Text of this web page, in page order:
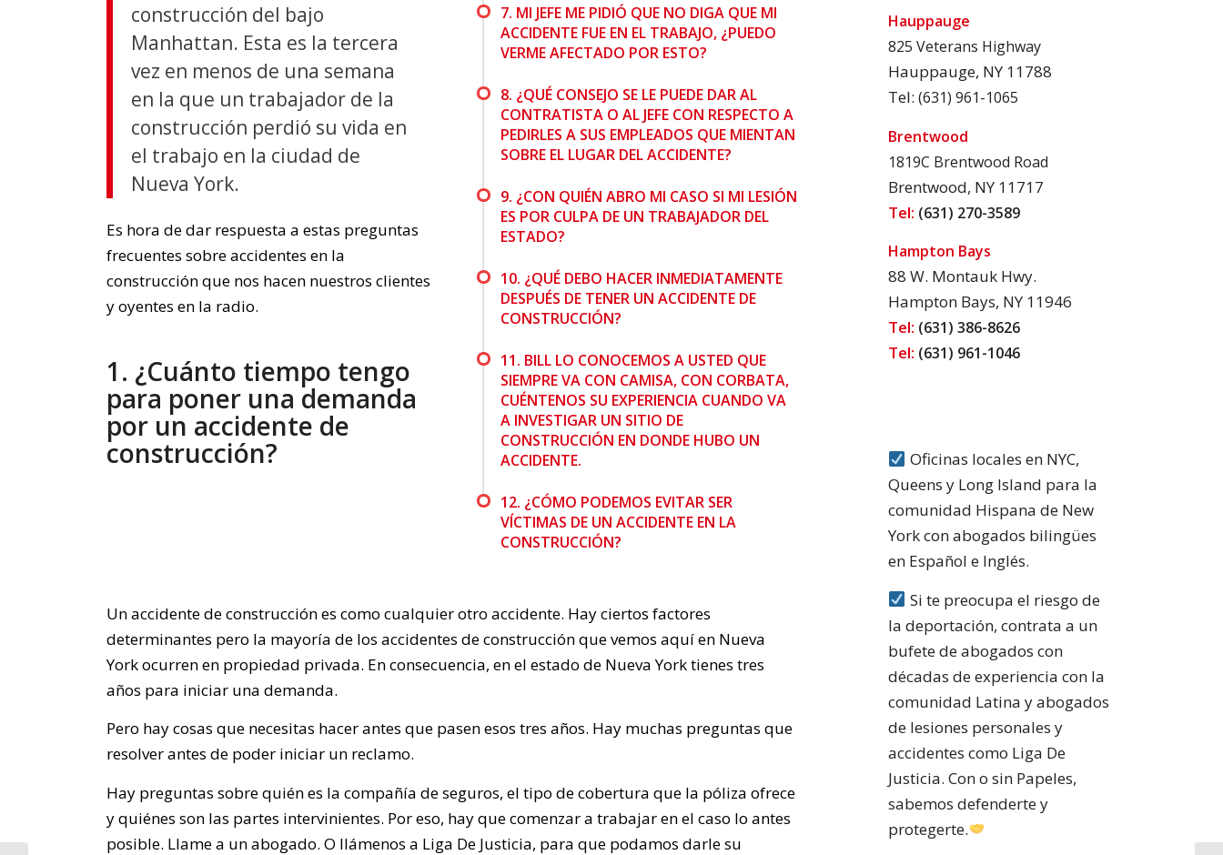
construcción del bajo
Manhattan. Esta es la tercera
vez en menos de una semana
en la que un trabajador de la
construcción perdió su vida en
el trabajo en la ciudad de
Nueva York.
Es hora de dar respuesta a estas preguntas
frecuentes sobre accidentes en la
construcción que nos hacen nuestros clientes
y oyentes en la radio.
1. ¿Cuánto tiempo tengo
para poner una demanda
por un accidente de
construcción?
7. MI JEFE ME PIDIÓ QUE NO DIGA QUE MI
ACCIDENTE FUE EN EL TRABAJO, ¿PUEDO
VERME AFECTADO POR ESTO?
8. ¿QUÉ CONSEJO SE LE PUEDE DAR AL
CONTRATISTA O AL JEFE CON RESPECTO A
PEDIRLES A SUS EMPLEADOS QUE MIENTAN
SOBRE EL LUGAR DEL ACCIDENTE?
9. ¿CON QUIÉN ABRO MI CASO SI MI LESIÓN
ES POR CULPA DE UN TRABAJADOR DEL
ESTADO?
10. ¿QUÉ DEBO HACER INMEDIATAMENTE
DESPUÉS DE TENER UN ACCIDENTE DE
CONSTRUCCIÓN?
11. BILL LO CONOCEMOS A USTED QUE
SIEMPRE VA CON CAMISA, CON CORBATA,
CUÉNTENOS SU EXPERIENCIA CUANDO VA
A INVESTIGAR UN SITIO DE
CONSTRUCCIÓN EN DONDE HUBO UN
ACCIDENTE.
12. ¿CÓMO PODEMOS EVITAR SER
VÍCTIMAS DE UN ACCIDENTE EN LA
CONSTRUCCIÓN?
Un accidente de construcción es como cualquier otro accidente. Hay ciertos factores
determinantes pero la mayoría de los accidentes de construcción que vemos aquí en Nueva
York ocurren en propiedad privada. En consecuencia, en el estado de Nueva York tienes tres
años para iniciar una demanda.
Pero hay cosas que necesitas hacer antes que pasen esos tres años. Hay muchas preguntas que
resolver antes de poder iniciar un reclamo.
Hay preguntas sobre quién es la compañía de seguros, el tipo de cobertura que la póliza ofrece
y quiénes son las partes intervinientes. Por eso, hay que comenzar a trabajar en el caso lo antes
posible. Llame a un abogado. O llámenos a Liga De Justicia, para que podamos darle su
Hauppauge
825 Veterans Highway
Hauppauge, NY 11788
Tel:(631) 961-1065
Brentwood
1819C Brentwood Road
Brentwood, NY 11717
Tel: (631) 270-3589
Hampton Bays
88 W. Montauk Hwy.
Hampton Bays, NY 11946
Tel: (631) 386-8626
Tel: (631) 961-1046
Oficinas locales en NYC,
Queens y Long Island para la
comunidad Hispana de New
York con abogados bilingües
en Español e Inglés.
Si te preocupa el riesgo de
la deportación, contrata a un
bufete de abogados con
décadas de experiencia con la
comunidad Latina y abogados
de lesiones personales y
accidentes como Liga De
Justicia. Con o sin Papeles,
sabemos defenderte y
protegerte.